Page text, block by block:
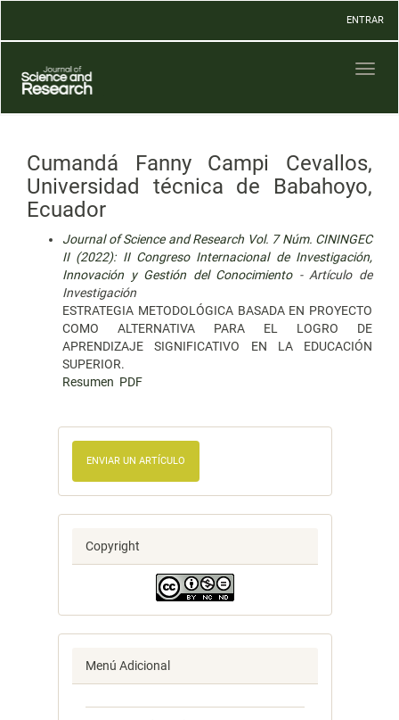
Contenido
Barra
lateral
ENTRAR
Cumandá Fanny Campi Cevallos,
Universidad técnica de Babahoyo,
Ecuador
Journal of Science and Research Vol. 7 Núm. CININGEC
II (2022): II Congreso Internacional de Investigación,
Innovación y Gestión del Conocimiento- Artículo de
Investigación
ESTRATEGIA METODOLÓGICA BASADA EN PROYECTO
COMO ALTERNATIVA PARA EL LOGRO DE
APRENDIZAJE SIGNIFICATIVO EN LA EDUCACIÓN
SUPERIOR.
Resumen PDF
ENVIAR UN ARTÍCULO
Copyright
Menú Adicional